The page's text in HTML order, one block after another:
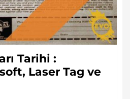
Tarihi :
Laser Tag ve